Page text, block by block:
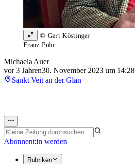
© Gert Köstinger
Franz Puhr
Michaela Auer
vor 3 Jahren30. November 2023 um 14:28
Sankt Veit an der Glan
Abonnent:in werden
Rubriken